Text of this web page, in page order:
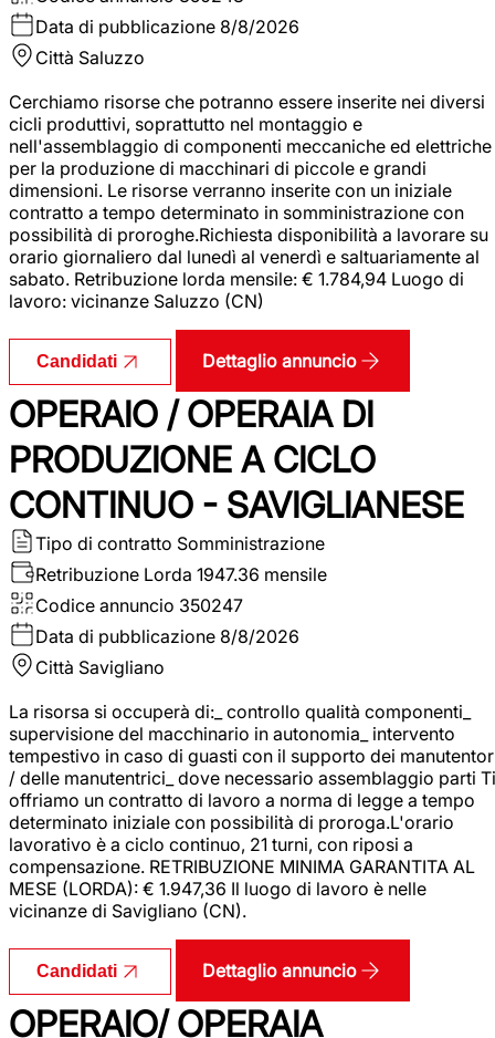
Data di pubblicazione 8/8/2026
Città Saluzzo
Cerchiamo risorse che potranno essere inserite nei diversi
cicli produttivi, soprattutto nel montaggio e
nell'assemblaggio di componenti meccaniche ed elettriche
per la produzione di macchinari di piccole e grandi
dimensioni. Le risorse verranno inserite con un iniziale
contratto a tempo determinato in somministrazione con
possibilità di proroghe.Richiesta disponibilità a lavorare su
orario giornaliero dal lunedì al venerdì e saltuariamente al
sabato. Retribuzione lorda mensile: € 1.784,94 Luogo di
lavoro: vicinanze Saluzzo (CN)
Candidati Dettaglio annuncio
OPERAIO / OPERAIA DI
PRODUZIONE A CICLO
CONTINUO - SAVIGLIANESE
Tipo di contratto Somministrazione
Retribuzione Lorda 1947.36 mensile
Codice annuncio 350247
Data di pubblicazione 8/8/2026
Città Savigliano
La risorsa si occuperà di:_ controllo qualità componenti_
supervisione del macchinario in autonomia_ intervento
tempestivo in caso di guasti con il supporto dei
/ delle manutentrici_ dove necessario assemblaggio parti Ti
offriamo un contratto di lavoro a norma di legge a tempo
determinato iniziale con possibilità di proroga.L'orario
lavorativo è a ciclo continuo, 21 turni, con riposi a
compensazione. RETRIBUZIONE MINIMA GARANTITA AL
MESE (LORDA): € 1.947,36 Il luogo di lavoro è nelle
vicinanze di Savigliano (CN).
Candidati Dettaglio annuncio
OPERAIO/ OPERAIA